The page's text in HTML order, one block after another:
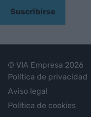
Suscribirse
© VIA Empresa 2026
Política de privacidad
Aviso legal
Política de cookies